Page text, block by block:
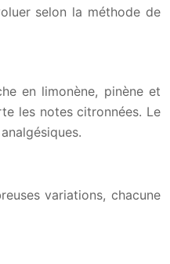
selon la méthode de
en limonène, pinène et
les notes citronnées. Le
variations, chacune